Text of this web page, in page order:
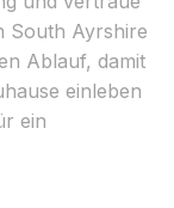
South Ayrshire
Ablauf, damit
einleben
ein